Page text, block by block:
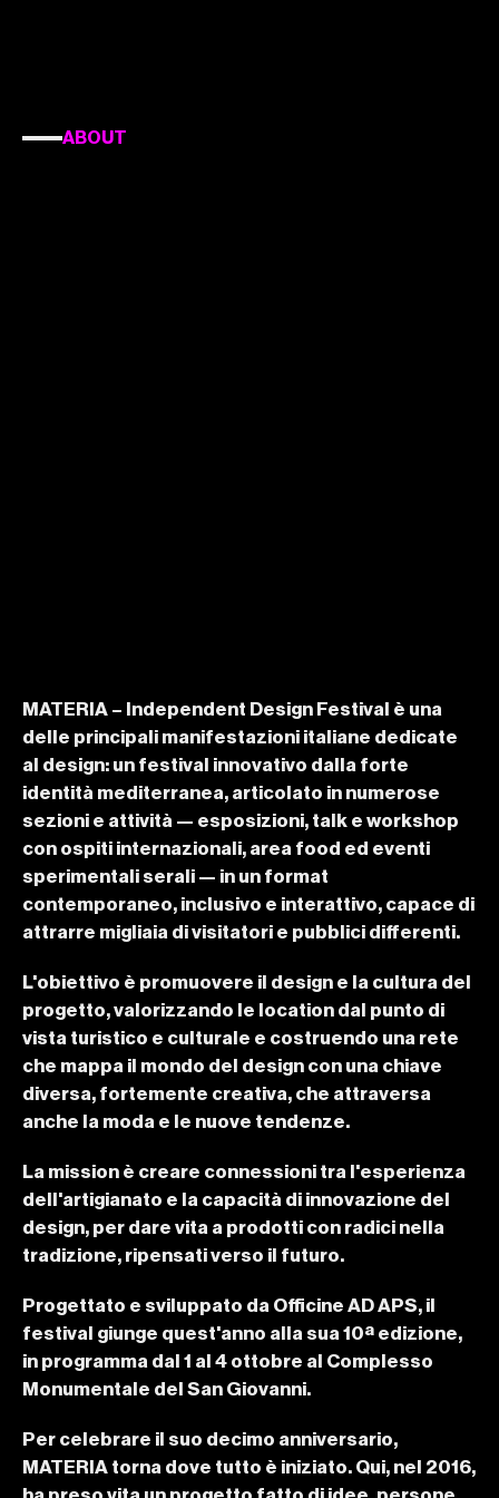
ABOUT
MATERIA – Independent Design Festival è una
delle principali manifestazioni italiane dedicate
al design: un festival innovativo dalla forte
identità mediterranea, articolato in numerose
sezioni e attività — esposizioni, talk e workshop
con ospiti internazionali, area food ed eventi
sperimentali serali — in un format
contemporaneo, inclusivo e interattivo, capace di
attrarre migliaia di visitatori e pubblici differenti.
L'obiettivo è promuovere il design e la cultura del
progetto, valorizzando le location dal punto di
vista turistico e culturale e costruendo una rete
che mappa il mondo del design con una chiave
diversa, fortemente creativa, che attraversa
anche la moda e le nuove tendenze.
La mission è creare connessioni tra l'esperienza
dell'artigianato e la capacità di innovazione del
design, per dare vita a prodotti con radici nella
tradizione, ripensati verso il futuro.
Progettato e sviluppato da Officine AD APS, il
festival giunge quest'anno alla sua 10ª edizione,
in programma dal 1 al 4 ottobre al Complesso
Monumentale del San Giovanni.
Per celebrare il suo decimo anniversario,
MATERIA torna dove tutto è iniziato. Qui, nel 2016,